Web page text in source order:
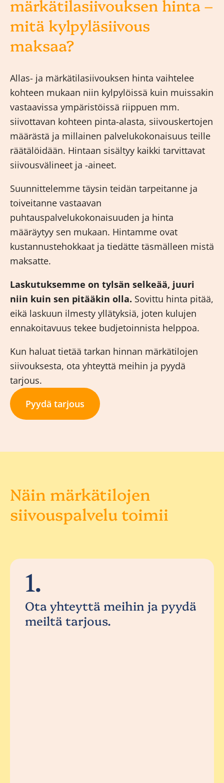
märkätilasiivouksen hinta –
mitä kylpyläsiivous
maksaa?
Allas- ja märkätilasiivouksen hinta vaihtelee
kohteen mukaan niin kylpylöissä kuin muissakin
vastaavissa ympäristöissä riippuen mm.
siivottavan kohteen pinta-alasta, siivouskertojen
määrästä ja millainen palvelukokonaisuus teille
räätälöidään. Hintaan sisältyy kaikki tarvittavat
siivousvälineet ja -aineet.
Suunnittelemme täysin teidän tarpeitanne ja
toiveitanne vastaavan
puhtauspalvelukokonaisuuden ja hinta
määräytyy sen mukaan. Hintamme ovat
kustannustehokkaat ja tiedätte täsmälleen mistä
maksatte.
Laskutuksemme on tylsän selkeää, juuri
niin kuin sen pitääkin olla. Sovittu hinta pitää,
eikä laskuun ilmesty yllätyksiä, joten kulujen
ennakoitavuus tekee budjetoinnista helppoa.
Kun haluat tietää tarkan hinnan märkätilojen
siivouksesta, ota yhteyttä meihin ja pyydä
tarjous.
Pyydä tarjous
Näin märkätilojen
siivouspalvelu toimii
1.
Ota yhteyttä meihin ja pyydä
meiltä tarjous.